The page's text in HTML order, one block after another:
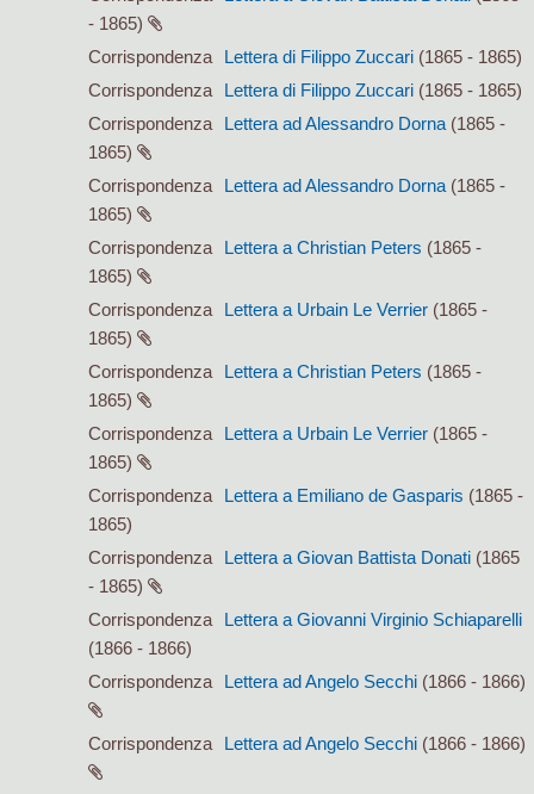
- 1865)
Corrispondenza
Lettera di Filippo Zuccari (1865 - 1865)
Corrispondenza
Lettera di Filippo Zuccari (1865 - 1865)
Corrispondenza
Lettera ad Alessandro Dorna (1865 -
1865)
Corrispondenza
Lettera ad Alessandro Dorna (1865 -
1865)
Corrispondenza
Lettera a Christian Peters (1865 -
1865)
Corrispondenza
Lettera a Urbain Le Verrier (1865 -
1865)
Corrispondenza
Lettera a Christian Peters (1865 -
1865)
Corrispondenza
Lettera a Urbain Le Verrier (1865 -
1865)
Corrispondenza
Lettera a Emiliano de Gasparis (1865 -
1865)
Corrispondenza
Lettera a Giovan Battista Donati (1865
- 1865)
Corrispondenza
Lettera a Giovanni Virginio Schiaparelli
(1866 - 1866)
Corrispondenza
Lettera ad Angelo Secchi (1866 - 1866)
Corrispondenza Lettera ad Angelo Secchi (1866 - 1866)